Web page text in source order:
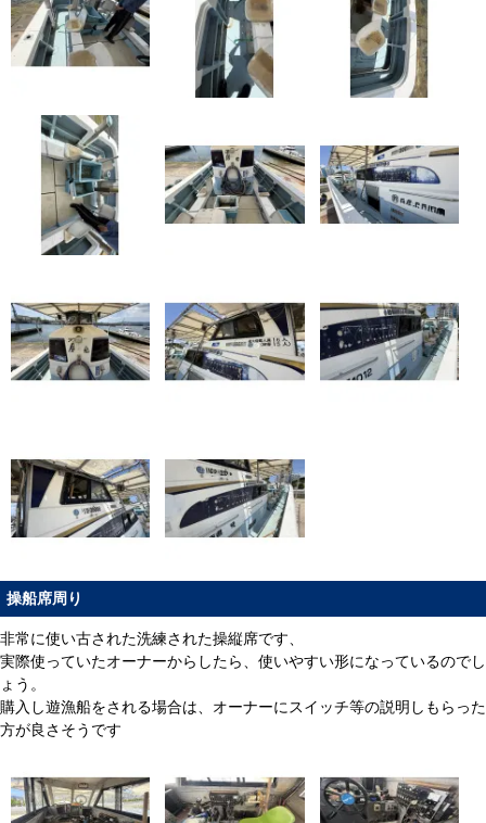
操船席周り
非常に使い古された洗練された操縦席です、
実際使っていたオーナーからしたら、使いやすい形になっているのでし
ょう。
購入し遊漁船をされる場合は、オーナーにスイッチ等の説明しもらった
方が良さそうです